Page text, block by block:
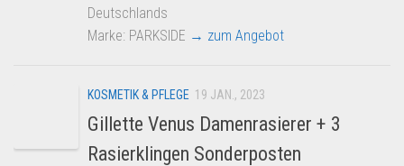
Deutschlands
Marke: PARKSIDE → zum Angebot
KOSMETIK & PFLEGE 19 JAN., 2023
Gillette Venus Damenrasierer + 3
Rasierklingen Sonderposten